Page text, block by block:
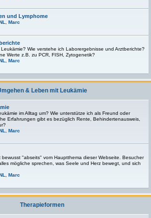
und Lymphome
Marc
Wie verstehe ich Laborergebnisse und Arztberichte?
Werte z.B. zu PCR, FISH, Zytogenetik?
Marc
& Leben mit Leukämie
im Alltag um? Wie unterstütze ich als Freund oder
Erfahrungen gibt es bezüglich Rente, Behindertenausweis,
Marc
bewusst "abseits" vom Hauptthema dieser Webseite. Besucher
mögliche sprechen, was Seele und Herz bewegt, und sich
Marc
Therapieformen